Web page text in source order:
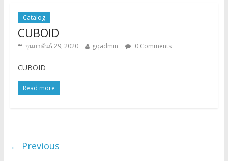
Catalog
CUBOID
กุมภาพันธ์ 29, 2020 gqadmin 0 Comments
CUBOID
Read more
← Previous